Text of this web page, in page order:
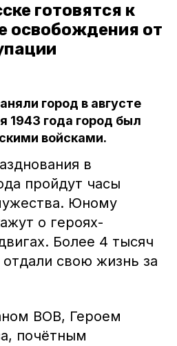
готовятся к
освобождения от
город в августе
1943 года город был
войсками.
в
пройдут часы
Юному
о героях-
Более 4 тысяч
свою жизнь за
ВОВ, Героем
почётным